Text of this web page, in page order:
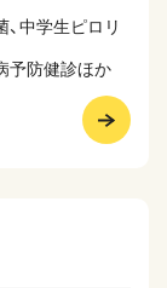
中学生ピロリ
予防健診ほか